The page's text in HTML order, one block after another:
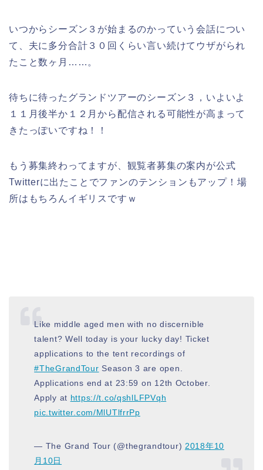
いつからシーズン３が始まるのかっていう会話につい
て、夫に多分合計３０回くらい言い続けてウザがられ
たこと数ヶ月……。
待ちに待ったグランドツアーのシーズン３，いよいよ
１１月後半か１２月から配信される可能性が高まって
きたっぽいですね！！
もう募集終わってますが、観覧者募集の案内が公式
Twitterに出たことでファンのテンションもアップ！場
所は もちろんイギリスですｗ
Like middle aged men with no discernible
talent? Well today is your lucky day! Ticket
applications to the tent recordings of
#TheGrandTour Season 3 are open.
Applications end at 23:59 on 12th October.
Apply at https://t.co/qshlLFPVqh
pic.twitter.com/MlUTlfrrPp
— The Grand Tour (@thegrandtour) 2018年10
月10日